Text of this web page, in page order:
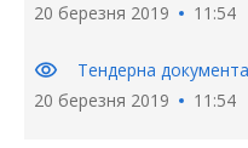
20 березня 2019
11:54
visibility
Тендерна
20 березня 2019
11:54